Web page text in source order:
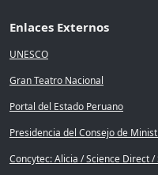
Enlaces Externos
UNESCO
Gran Teatro Nacional
Portal del Estado Peruano
Presidencia del Consejo de
Concytec: Alicia / Science Direct /